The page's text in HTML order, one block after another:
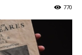
770